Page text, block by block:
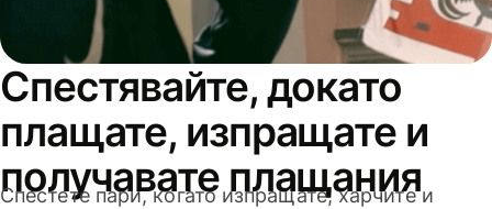
Спестявайте, докато
плащате, изпращате и
получавате плащания
Спестете пари, когато изпращате, харчите и